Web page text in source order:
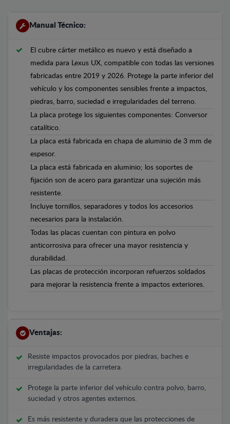
Manual Técnico:
El cubre cárter metálico es nuevo y está diseñado a
medida para Lexus UX, compatible con todas las versiones
fabricadas entre 2019 y 2026. Protege la parte inferior del
vehículo y los componentes sensibles frente a impactos,
piedras, barro, suciedad e irregularidades del terreno.
La placa protege los siguientes componentes: Conversor
catalítico.
La placa está fabricada en chapa de aluminio de 3 mm de
espesor.
La placa está fabricada en aluminio; los soportes de
fijación son de acero para garantizar una sujeción más
resistente.
Incluye tornillos, separadores y todos los accesorios
necesarios para la instalación.
Todas las placas cuentan con pintura en polvo
anticorrosiva para ofrecer una mayor resistencia y
durabilidad.
Las placas de protección incorporan refuerzos soldados
para mejorar la resistencia frente a impactos exteriores.
Ventajas:
Resiste impactos provocados por piedras, baches e
irregularidades de la carretera.
Protege la parte inferior del vehículo contra polvo, barro,
suciedad y otros agentes externos.
Es más resistente y duradera que las protecciones de